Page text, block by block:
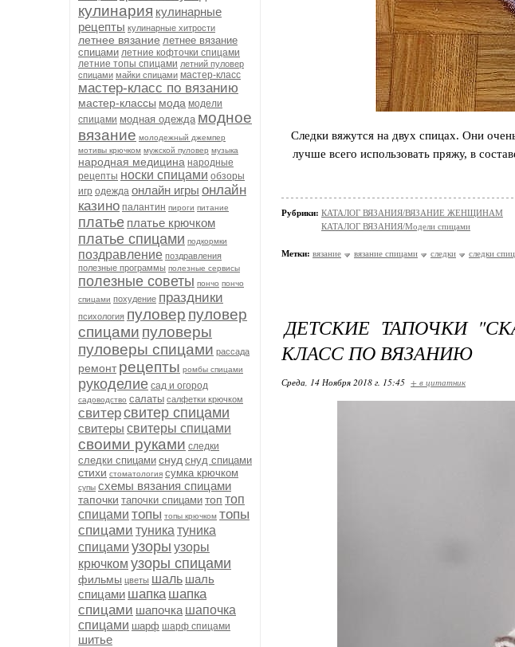
кулинария кулинарные
рецепты кулинарные хитрости
летнее вязание летнее вязание
спицами летние кофточки спицами
летние топы спицами летний пуловер
спицами майки спицами мастер-класс
мастер-класс по вязанию
мастер-классы мода модели
спицами модная одежда модное
вязание молодежный джемпер
мотивы крючком мужской пуловер музыка
народная медицина народные
рецепты носки спицами обзоры
игр одежда онлайн игры онлайн
казино палантин пироги питание
платье платье крючком
платье спицами подкормки
поздравление поздравления
полезные программы полезные сервисы
полезные советы пончо пончо
спицами похудение праздники
психология пуловер пуловер
спицами пуловеры
пуловеры спицами рассада
ремонт рецепты ромбы спицами
рукоделие сад и огород
садоводство салаты салфетки крючком
свитерсвитер спицами
свитеры свитеры спицами
своими руками следки
следки спицами снуд снуд спицами
стихи стоматология сумка крючком
супы схемы вязания спицами
тапочки тапочки спицами топ топ
спицами топы топы крючком топы
спицами туника туника
спицами узоры узоры
крючком узоры спицами
фильмы цветы шаль шаль
спицами шапка шапка
спицами шапочка шапочка
спицами шарф шарф спицами
шитье
Следки вяжутся на двух спицах. Они
лучше всего использовать пряжу, в
Рубрики: КАТАЛОГ ВЯЗАНИЯ/ВЯЗАНИЕ ЖЕНЩИНАМ
КАТАЛОГ ВЯЗАНИЯ/Модели спицами
Метки: вязание вязание спицами следки следки
ДЕТСКИЕ ТАПОЧКИ
КЛАСС ПО ВЯЗАНИЮ
Среда, 14 Ноября 2018 г. 15:45 + в цитатник